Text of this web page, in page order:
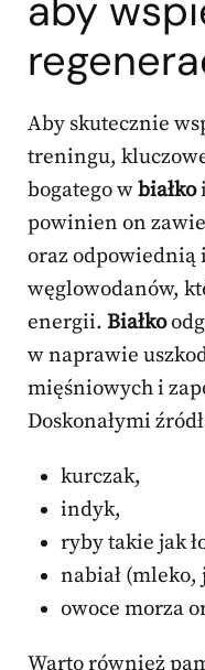
aby
Aby skutecznie
treningu,
bogatego wbiałkoi
powinien on
oraz odpowiednią
węglowodanów,
energii. Białko
w naprawie
mięśniowych i
Doskonałymi
kurczak,
indyk,
ryby takie jak
nabiał (mleko,
owoce morza
Warto również